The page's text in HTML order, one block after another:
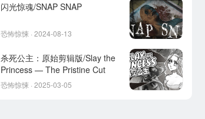
闪光惊魂/SNAP SNAP
恐怖惊悚 · 2024-08-13
杀死公主：原始剪辑版/Slay the
Princess — The Pristine Cut
恐怖惊悚 · 2025-03-05